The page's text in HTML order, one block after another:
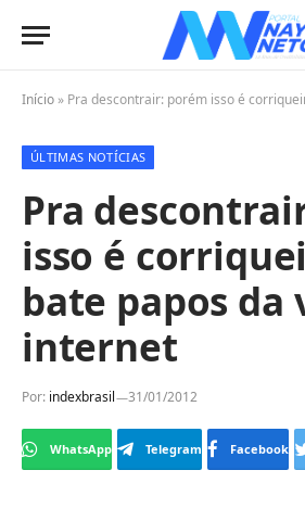
Início » Pra descontrair: porém isso é corriqueiro nos
ÚLTIMAS NOTÍCIAS
Pra
isso é
bate papos da
internet
Por: indexbrasil 31/01/2012
WhatsApp Telegram Facebook